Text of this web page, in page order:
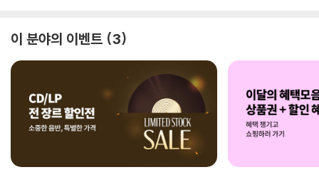
이 분야의 이벤트 3